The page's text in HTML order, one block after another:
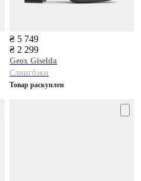
₴ 5 749
₴ 2 299
Geox Giselda
Слингбэки
Товар раскуплен